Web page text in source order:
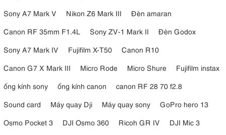
Sony A7 Mark V
Nikon Z6 Mark III
Đèn amaran
Canon RF 35mm F1.4L
Sony ZV-1 Mark II
Đèn Godox
Sony A7 Mark IV
Fujifilm X-T50
Canon R10
Canon G7 X Mark III
Micro Rode Micro Shure
Fujifilm instax
ống kính sony
ống kính canon
canon RF 28 70 f2.8
Sound card
Máy quay Dji Máy quay sony
GoPro hero 13
Osmo Pocket 3
DJI Osmo 360 Ricoh GR IV
DJI Mic 3